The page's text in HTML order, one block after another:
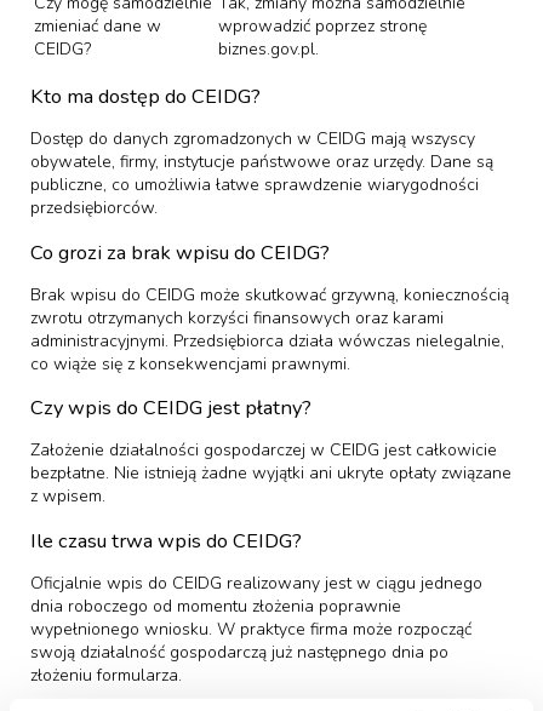
zmieniać dane w
CEIDG?
wprowadzić poprzez stronę
biznes.gov.pl.
Kto ma dostęp do CEIDG?
Dostęp do danych zgromadzonych w CEIDG mają wszyscy
obywatele, firmy, instytucje państwowe oraz urzędy. Dane są
publiczne, co umożliwia łatwe sprawdzenie wiarygodności
przedsiębiorców.
Co grozi za brak wpisu do CEIDG?
Brak wpisu do CEIDG może skutkować grzywną, koniecznością
zwrotu otrzymanych korzyści finansowych oraz karami
administracyjnymi. Przedsiębiorca działa wówczas nielegalnie,
co wiąże się z konsekwencjami prawnymi.
Czy wpis do CEIDG jest płatny?
Założenie działalności gospodarczej w CEIDG jest całkowicie
bezpłatne. Nie istnieją żadne wyjątki ani ukryte opłaty związane
z wpisem.
Ile czasu trwa wpis do CEIDG?
Oficjalnie wpis do CEIDG realizowany jest w ciągu jednego
dnia roboczego od momentu złożenia poprawnie
wypełnionego wniosku. W praktyce firma może rozpocząć
swoją działalność gospodarczą już następnego dnia po
złożeniu formularza.